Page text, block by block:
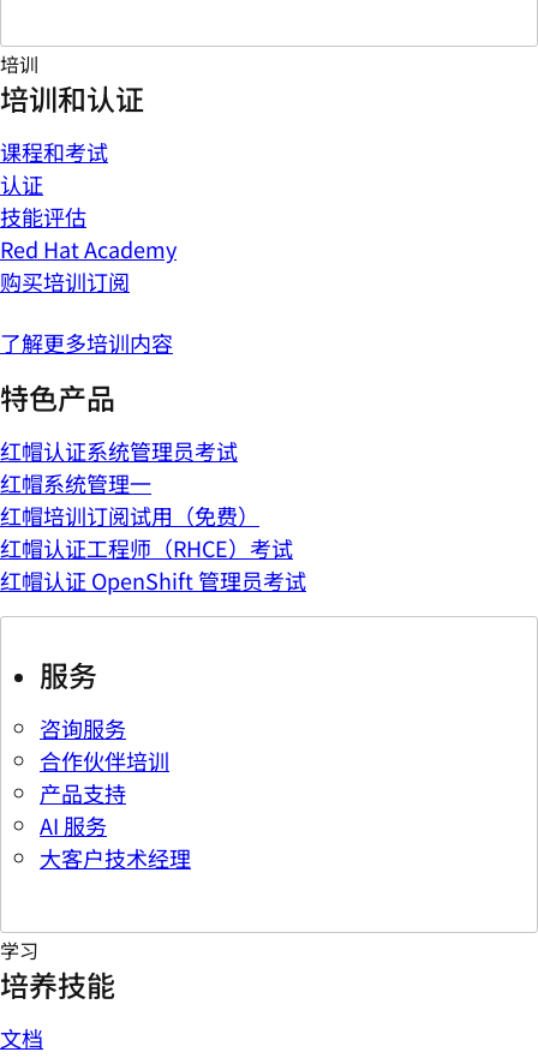
培训
培训和认证
课程和考试
认证
技能评估
Red Hat Academy
购买培训订阅
了解更多培训内容
特色产品
红帽认证系统管理员考试
红帽系统管理一
红帽培训订阅试用（免费）
红帽认证工程师（RHCE）考试
红帽认证 OpenShift 管理员考试
服务
咨询服务
合作伙伴培训
产品支持
AI 服务
大客户技术经理
学习
培养技能
文档